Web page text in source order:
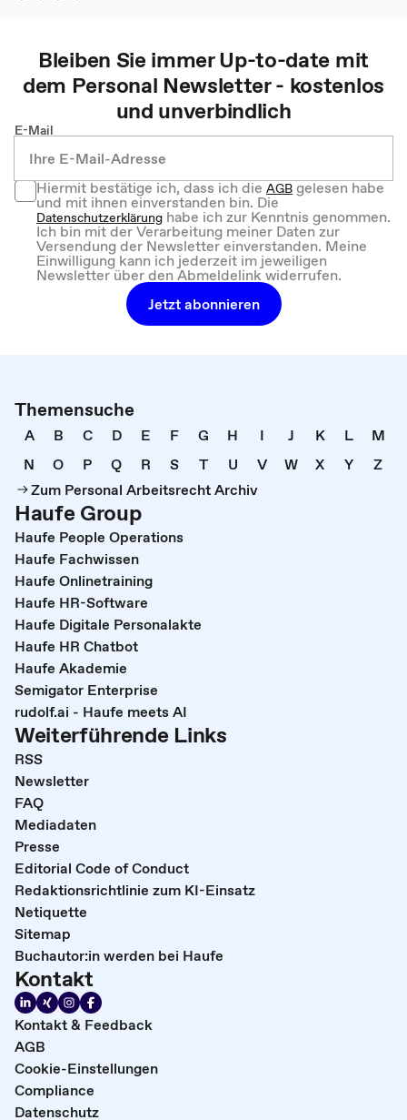
Bleiben Sie immer Up-to-date mit
dem Personal Newsletter - kostenlos
und unverbindlich
E-Mail
Hiermit bestätige ich, dass ich dieAGBgelesen habe
und mit ihnen einverstanden bin. Die
Datenschutzerklärung habe ich zur Kenntnis genommen.
Ich bin mit der Verarbeitung meiner Daten zur
Versendung der Newsletter einverstanden. Meine
Einwilligung kann ich jederzeit im jeweiligen
Newsletter über den Abmeldelink widerrufen.
Jetzt abonnieren
Themensuche
A B C D E F G H I J K L
M
N
O P Q R S T U V W X Y
Z
Zum Personal Arbeitsrecht Archiv
Haufe Group
Haufe People Operations
Haufe Fachwissen
Haufe Onlinetraining
Haufe HR-Software
Haufe Digitale Personalakte
Haufe HR Chatbot
Haufe Akademie
Semigator Enterprise
rudolf.ai - Haufe meets AI
Weiterführende Links
RSS
Newsletter
FAQ
Mediadaten
Presse
Editorial Code of Conduct
Redaktionsrichtlinie zum KI-Einsatz
Netiquette
Sitemap
Buchautor:in werden bei Haufe
Kontakt
Kontakt & Feedback
AGB
Cookie-Einstellungen
Compliance
Datenschutz